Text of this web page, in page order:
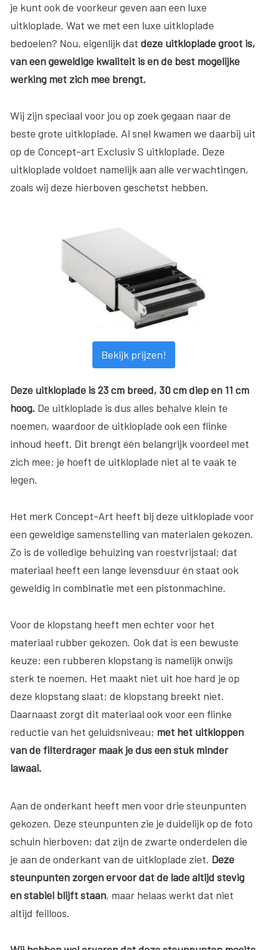
je kunt ook de voorkeur geven aan een luxe
uitkloplade. Wat we met een luxe uitkloplade
bedoelen? Nou, eigenlijk dat deze uitkloplade groot is,
van een geweldige kwaliteit is en de best mogelijke
werking met zich mee brengt.
Wij zijn speciaal voor jou op zoek gegaan naar de
beste grote uitkloplade. Al snel kwamen we daarbij uit
op de Concept-art Exclusiv S uitkloplade. Deze
uitkloplade voldoet namelijk aan alle verwachtingen,
zoals wij deze hierboven geschetst hebben.
Bekijk prijzen!
Deze uitkloplade is 23 cm breed, 30 cm diep en 11 cm
hoog. De uitkloplade is dus alles behalve klein te
noemen, waardoor de uitkloplade ook een flinke
inhoud heeft. Dit brengt één belangrijk voordeel met
zich mee: je hoeft de uitkloplade niet al te vaak te
legen.
Het merk Concept-Art heeft bij deze uitkloplade voor
een geweldige samenstelling van materialen gekozen.
Zo is de volledige behuizing van roestvrijstaal; dat
materiaal heeft een lange levensduur én staat ook
geweldig in combinatie met een pistonmachine.
Voor de klopstang heeft men echter voor het
materiaal rubber gekozen. Ook dat is een bewuste
keuze: een rubberen klopstang is namelijk onwijs
sterk te noemen. Het maakt niet uit hoe hard je op
deze klopstang slaat; de klopstang breekt niet.
Daarnaast zorgt dit materiaal ook voor een flinke
reductie van het geluidsniveau; met het uitkloppen
van de filterdrager maak je dus een stuk minder
lawaai.
Aan de onderkant heeft men voor drie steunpunten
gekozen. Deze steunpunten zie je duidelijk op de foto
schuin hierboven; dat zijn de zwarte onderdelen die
je aan de onderkant van de uitkloplade ziet. Deze
steunpunten zorgen ervoor dat de lade altijd stevig
en stabiel blijft staan, maar helaas werkt dat niet
altijd feilloos.